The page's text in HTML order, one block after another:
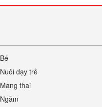
Bé
Nuôi dạy trẻ
Mang thai
Ngẫm